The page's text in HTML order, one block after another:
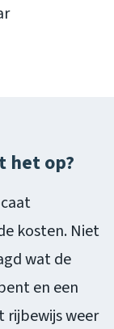
het op?
kosten. Niet
wat de
en een
rijbewijs weer